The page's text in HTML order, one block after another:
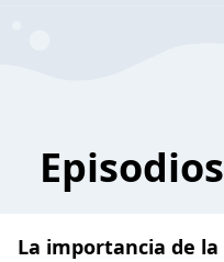
Episodios
La importancia de la